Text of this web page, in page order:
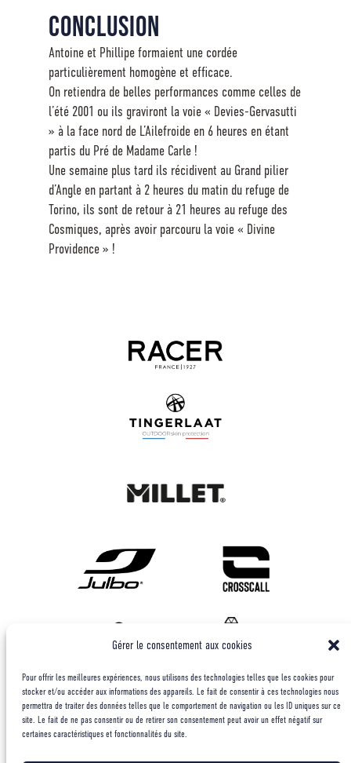
Gérer le consentement aux cookies
Pour offrir les meilleures expériences, nous utilisons des technologies telles que les cookies pour
stocker et/ou accéder aux informations des appareils. Le fait de consentir à ces technologies nous
permettra de traiter des données telles que le comportement de navigation ou les ID uniques sur ce
site. Le fait de ne pas consentir ou de retirer son consentement peut avoir un effet négatif sur
certaines caractéristiques et fonctionnalités du site.
Conclusion
Antoine et Phillipe formaient une cordée
particulièrement homogène et efficace.
On retiendra de belles performances comme celles de
l’été 2001 ou ils graviront la voie « Devies-Gervasutti
» à la face nord de L’Ailefroide en 6 heures en étant
partis du Pré de Madame Carle !
Une semaine plus tard ils récidivent au Grand pilier
d’Angle en partant à 2 heures du matin du refuge de
Torino, ils sont de retour à 21 heures au refuge des
Cosmiques, après avoir parcouru la voie « Divine
Providence » !